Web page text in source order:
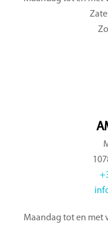
Maandag tot en met